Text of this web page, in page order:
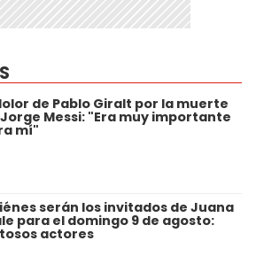
de Pablo Giralt por la muerte
Messi: "Era muy importante
mí"
serán los invitados de Juana
para el domingo 9 de agosto:
actores